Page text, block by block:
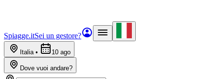
Spiagge.itSei un gestore?
Italia• 10 ago
Dove vuoi andare?